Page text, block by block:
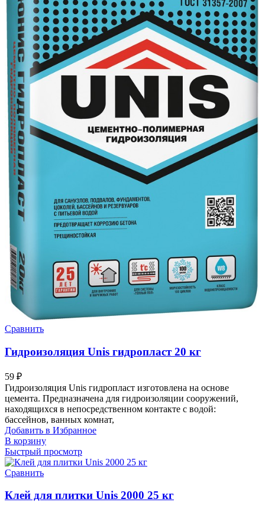
Сравнить
Гидроизоляция Unis гидропласт 20 кг
59 ₽
Гидроизоляция Unis гидропласт изготовлена на основе
цемента. Предназначена для гидроизоляции сооружений,
находящихся в непосредственном контакте с водой:
бассейнов, ванных комнат,
Добавить в Избранное
В корзину
Быстрый просмотр
Сравнить
Клей для плитки Unis 2000 25 кг